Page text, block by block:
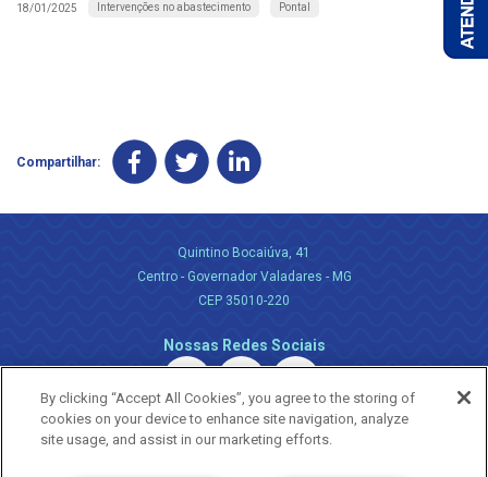
18/01/2025 Intervenções no abastecimento Pontal
Compartilhar:
Quintino Bocaiúva, 41
Centro - Governador Valadares - MG
CEP 35010-220
Nossas Redes Sociais
By clicking “Accept All Cookies”, you agree to the storing of
cookies on your device to enhance site navigation, analyze
site usage, and assist in our marketing efforts.